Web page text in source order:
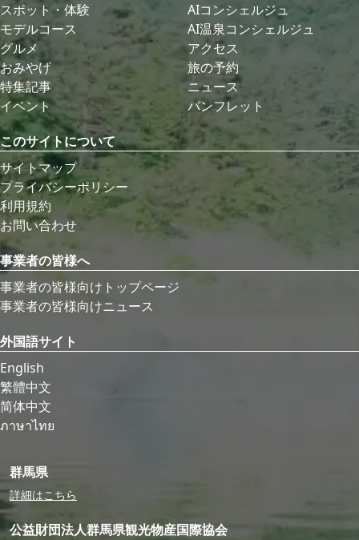
スポット・体験
モデルコース
グルメ
おみやげ
特集記事
イベント
AIコンシェルジュ
AI温泉コンシェルジュ
アクセス
旅の予約
ニュース
パンフレット
このサイトについて
サイトマップ
プライバシーポリシー
利用規約
お問い合わせ
事業者の皆様へ
事業者の皆様向けトップページ
事業者の皆様向けニュース
外国語サイト
English
繁體中文
简体中文
ภาษาไทย
群馬県
詳細はこちら
公益財団法人群馬県観光物産国際協会